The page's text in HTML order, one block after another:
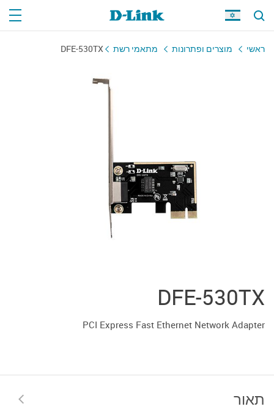
ראשי מוצרים ופתרונות מתאמי רשת DFE-530TX
DFE-530TX
PCI Express Fast Ethernet Network Adapter
תאור